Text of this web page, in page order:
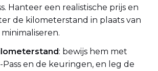
Hanteer een realistische prijs en
de kilometerstand in plaats van
: bewijs hem met
Pass en de keuringen, en leg de